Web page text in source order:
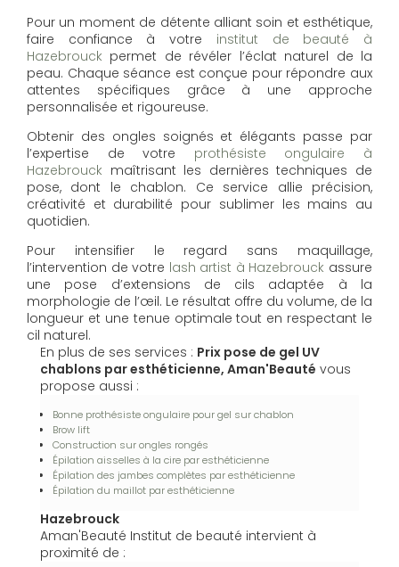
Pour un moment de détente alliant soin et esthétique,
faire confiance à votre institut de beauté à
Hazebrouck permet de révéler l’éclat naturel de la
peau. Chaque séance est conçue pour répondre aux
attentes spécifiques grâce à une approche
personnalisée et rigoureuse.
Obtenir des ongles soignés et élégants passe par
l’expertise de votre prothésiste ongulaire à
Hazebrouck maîtrisant les dernières techniques de
pose, dont le chablon. Ce service allie précision,
créativité et durabilité pour sublimer les mains au
quotidien.
Pour intensifier le regard sans maquillage,
l’intervention de votre lash artist à Hazebrouck assure
une pose d’extensions de cils adaptée à la
morphologie de l’œil. Le résultat offre du volume, de la
longueur et une tenue optimale tout en respectant le
cil naturel.
En plus de ses services : Prix pose de gel UV
chablons par esthéticienne, Aman'Beauté vous
propose aussi :
Bonne prothésiste ongulaire pour gel sur chablon
Brow lift
Construction sur ongles rongés
Épilation aisselles à la cire par esthéticienne
Épilation des jambes complètes par esthéticienne
Épilation du maillot par esthéticienne
Hazebrouck
Aman'Beauté Institut de beauté intervient à
proximité de :